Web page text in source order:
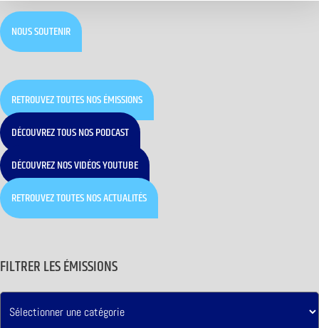
NOUS SOUTENIR
RETROUVEZ TOUTES NOS ÉMISSIONS
DÉCOUVREZ TOUS NOS PODCAST
DÉCOUVREZ NOS VIDÉOS YOUTUBE
RETROUVEZ TOUTES NOS ACTUALITÉS
FILTRER LES ÉMISSIONS